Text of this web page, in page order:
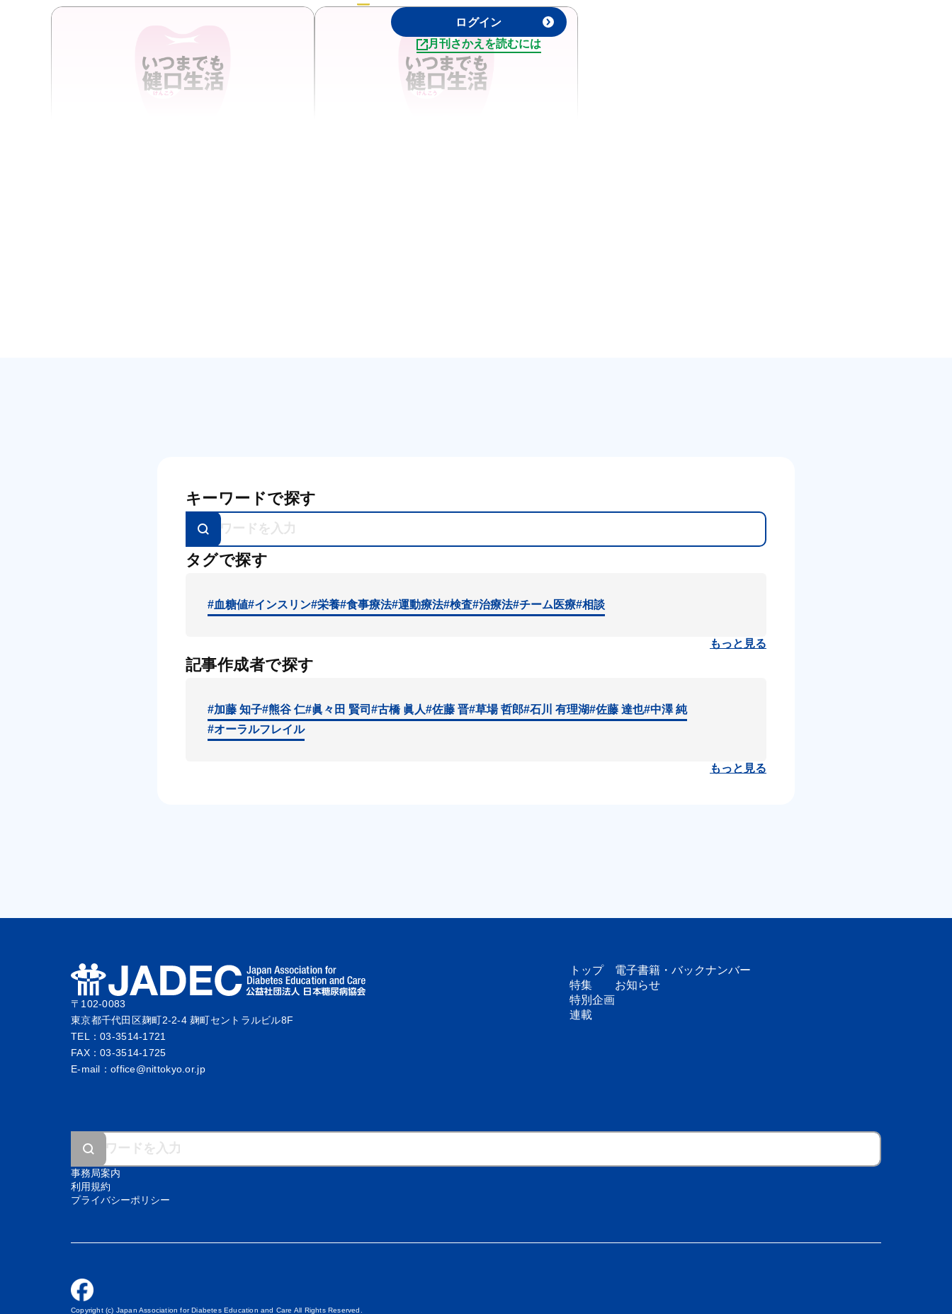
ログイン
月刊さかえを読むには
キーワードで探す
タグで探す
#血糖値#インスリン#栄養#食事療法#運動療法#検査#治療法#チーム医療#相談
もっと見る
記事作成者で探す
#加藤 知子#熊谷 仁#眞々田 賢司 #古橋 眞人#佐藤 晋#草場 哲郎#石川 有理湖#佐藤 達也#中澤 純
#オーラルフレイル
もっと見る
〒102-0083
東京都千代田区麹町2-2-4 麹町セントラルビル8F
TEL：03-3514-1721
FAX：03-3514-1725
E-mail：office@nittokyo.or.jp
トップ
特集
特別企画
連載
電子書籍・ バックナンバー
お知らせ
事務局案内
利用規約
プライバシーポリシー
Copyright (c) Japan Association for Diabetes Education and Care All Rights Reserved.